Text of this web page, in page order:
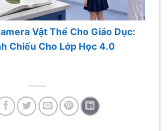
Vật Thể Cho Giáo Dục:
Chiếu Cho Lớp Học 4.0